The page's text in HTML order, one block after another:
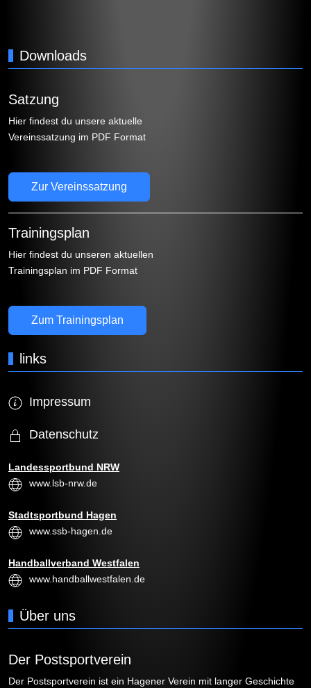
Downloads
Satzung
Hier findest du unsere aktuelle
Vereinssatzung im PDF Format
Zur Vereinssatzung
Trainingsplan
Hier findest du unseren aktuellen
Trainingsplan im PDF Format
Zum Trainingsplan
links
Impressum
Datenschutz
Landessportbund NRW
www.lsb-nrw.de
Stadtsportbund Hagen
www.ssb-hagen.de
Handballverband Westfalen
www.handballwestfalen.de
Über uns
Der Postsportverein
Der Postsportverein ist ein Hagener Verein mit langer Geschichte